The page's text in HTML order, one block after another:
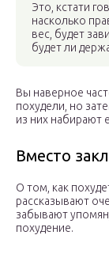
Это, кстати
насколько
вес, будет
будет ли
Вы наверное
похудели, но
из них набирают
Вместо
О том, как
рассказывают
забывают
похудение.